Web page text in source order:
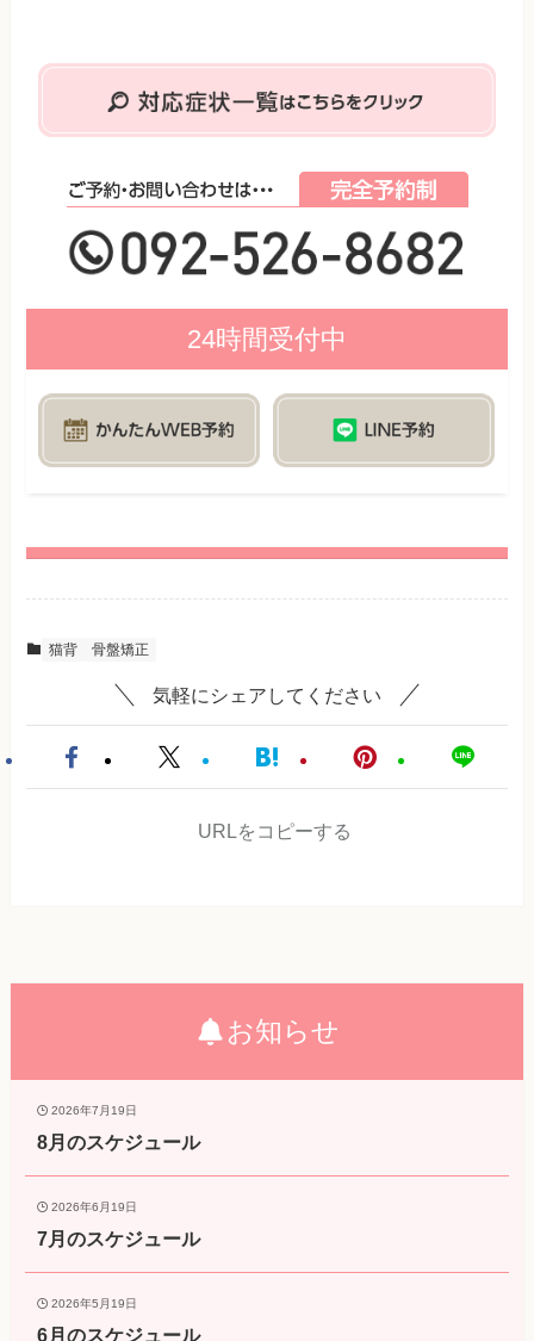
24時間受付中
猫背 骨盤矯正
気軽にシェアしてください
URLをコピーする
お知らせ
2026年7月19日
8月のスケジュール
2026年6月19日
7月のスケジュール
2026年5月19日
6月のスケジュール